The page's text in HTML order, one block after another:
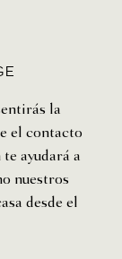
la
el contacto
ayudará a
nuestros
desde el